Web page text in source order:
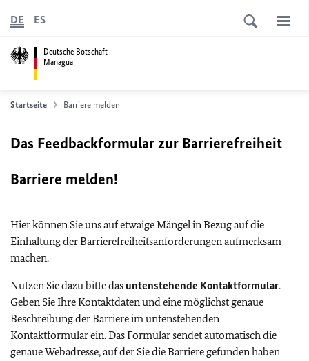
Deutsche Botschaft
Managua
DE ES
Startseite Barriere melden
Das Feedbackformular zur Barrierefreiheit
Barriere melden!
Hier können Sie uns auf etwaige Mängel in Bezug auf die
Einhaltung der Barrierefreiheitsanforderungen aufmerksam
machen.
Nutzen Sie dazu bitte das untenstehende Kontaktformular.
Geben Sie Ihre Kontaktdaten und eine möglichst genaue
Beschreibung der Barriere im untenstehenden
Kontaktformular ein. Das Formular sendet automatisch die
genaue Webadresse, auf der Sie die Barriere gefunden haben